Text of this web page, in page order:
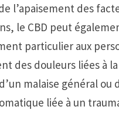
l’apaisement des
le CBD peut
particulier aux
des douleurs liées à
malaise général ou
liée à un